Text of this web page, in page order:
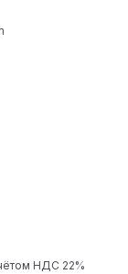
НДС 22%